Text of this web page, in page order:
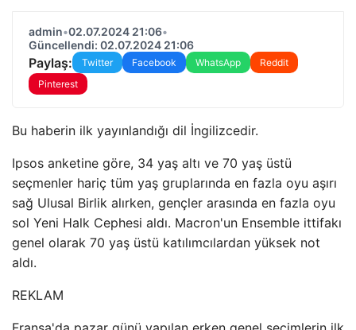
admin•02.07.2024 21:06•
Güncellendi: 02.07.2024 21:06
Paylaş: Twitter Facebook WhatsApp
Reddit
Pinterest
Bu haberin ilk yayınlandığı dil İngilizcedir.
Ipsos anketine göre, 34 yaş altı ve 70 yaş üstü
seçmenler hariç tüm yaş gruplarında en fazla oyu aşırı
sağ Ulusal Birlik alırken, gençler arasında en fazla oyu
sol Yeni Halk Cephesi aldı. Macron'un Ensemble ittifakı
genel olarak 70 yaş üstü katılımcılardan yüksek not
aldı.
REKLAM